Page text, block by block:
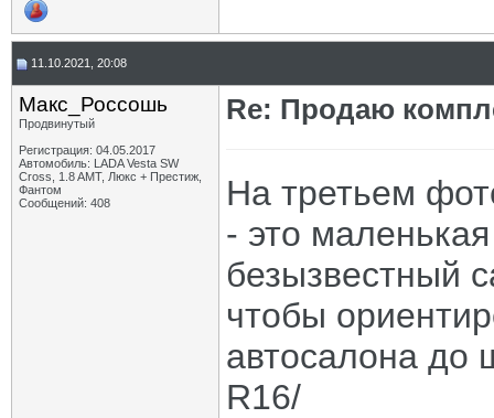
11.10.2021, 20:08
Макс_Россошь
Продвинутый
Регистрация: 04.05.2017
Автомобиль: LADA Vesta SW
Cross, 1.8 AMT, Люкс + Престиж,
Фантом
Сообщений: 408
Re: Продаю
На третьем
- это
безызвестный
чтобы
автосалона до
R16/